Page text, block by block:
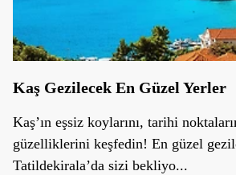
Kaş Gezilecek En Güzel Yerler
Kaş’ın eşsiz koylarını, tarihi
güzelliklerini keşfedin! En güzel
Tatildekirala’da sizi bekliyo...